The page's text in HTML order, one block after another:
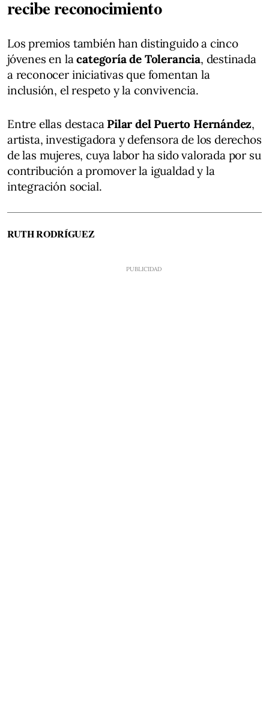
recibe reconocimiento
Los premios también han distinguido a cinco
jóvenes en lacategoría de Tolerancia, destinada
a reconocer iniciativas que fomentan la
inclusión, el respeto y la convivencia.
Entre ellas destaca Pilar del Puerto Hernández,
artista, investigadora y defensora de los derechos
de las mujeres, cuya labor ha sido valorada por su
contribución a promover la igualdad y la
integración social.
RUTH RODRÍGUEZ